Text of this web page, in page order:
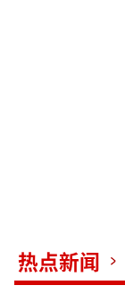
热点新闻